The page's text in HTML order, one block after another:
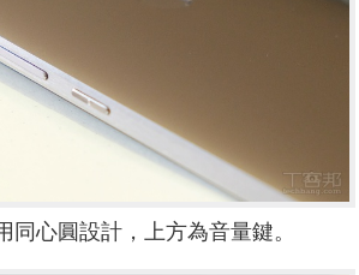
同心圓設計，上方為音量鍵。